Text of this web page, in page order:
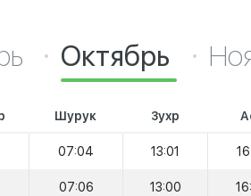
Октябрь
Шурук Зухр
07:04 13:01
07:06 13:00